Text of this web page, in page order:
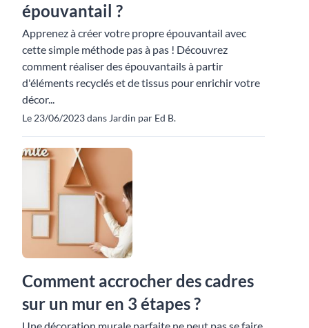
épouvantail ?
Apprenez à créer votre propre épouvantail avec
cette simple méthode pas à pas ! Découvrez
comment réaliser des épouvantails à partir
d'éléments recyclés et de tissus pour enrichir votre
décor...
Le 23/06/2023 dans Jardin par Ed B.
Comment accrocher des cadres
sur un mur en 3 étapes ?